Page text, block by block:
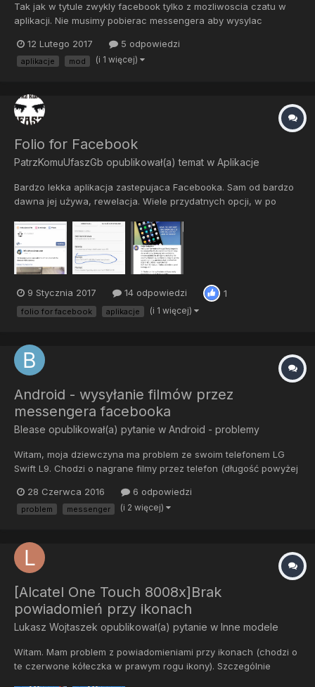
Tak jak w tytule zwykly facebook tylko z mozliwoscia czatu w
aplikacji. Nie musimy pobierac messengera aby wysylac
Final MOD (No separate messenger needed)
12 Lutego 2017 5 odpowiedzi
aplikacje mod (i 1 więcej)
Folio for Facebook
PatrzKomuUfaszGb opublikował(a) temat w Aplikacje
Bardzo lekka aplikacja zastepujaca Facebooka. Sam od bardzo
dawna jej używa, rewelacja. Wiele przydatnych opcji, w po
( należy ustawić w ustawieniach) co najważniejsze czat dziala
w tej aplikacji nie trzeba instalować messengera. Pobiera...
9 Stycznia 2017 14 odpowiedzi 1
folio for facebook aplikacje (i 1 więcej)
Android - wysyłanie filmów przez
messengera facebooka
Blease opublikował(a) pytanie w Android - problemy
Witam, moja dziewczyna ma problem ze swoim telefonem LG
Swift L9. Chodzi o nagrane filmy przez telefon (długość powyżej
później udostępnić przez messengera (wyskakuje okienko
edytuj-maksymalna długość to około 10-12 sekund dla filmu). Z...
28 Czerwca 2016 6 odpowiedzi
problem messenger (i 2 więcej)
[Alcatel One Touch 8008x]Brak
powiadomień przy ikonach
Lukasz Wojtaszek opublikował(a) pytanie w Inne modele
Witam. Mam problem z powiadomieniami przy ikonach (chodzi o
te czerwone kółeczka w prawym rogu ikony). Szczególnie